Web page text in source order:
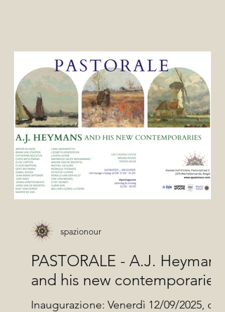
PASTORALE - A.J. Heymans
and his new contemporaries
Inaugurazione: Venerdì 12/09/2025, ore
spazionour